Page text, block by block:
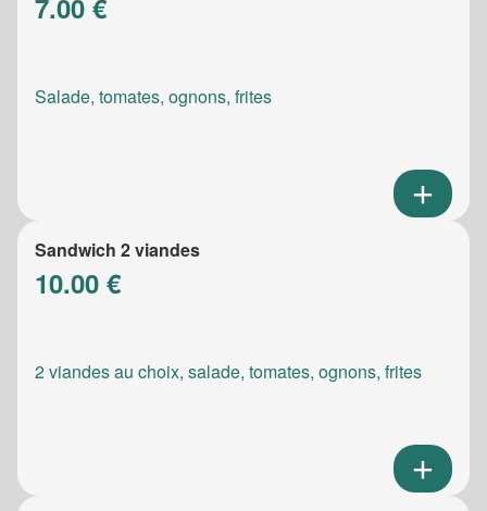
7.00 €
Salade, tomates, ognons, frites
Sandwich 2 viandes
10.00 €
2 viandes au choix, salade, tomates, ognons, frites